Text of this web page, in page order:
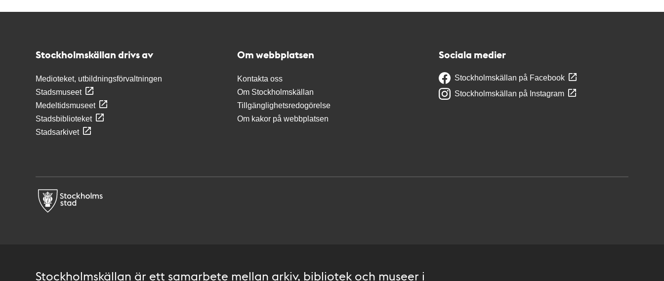
Stockholmskällan drivs av
Medioteket, utbildningsförvaltningen
Stadsmuseet
Medeltidsmuseet
Stadsbiblioteket
Stadsarkivet
Om webbplatsen
Kontakta oss
Om Stockholmskällan
Tillgänglighetsredogörelse
Om kakor på webbplatsen
Sociala medier
Stockholmskällan på Facebook
Stockholmskällan på Instagram
Stockholmskällan är ett samarbete mellan arkiv, bibliotek och museer i